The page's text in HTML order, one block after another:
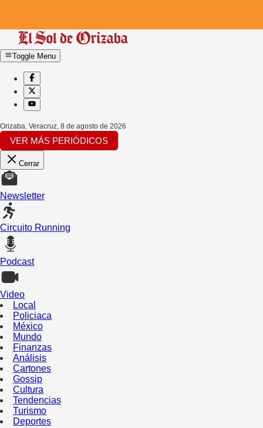
Toggle Menu
Orizaba, Veracruz, 8 de agosto de 2026
VER MÁS PERIÓDICOS
Cerrar
Newsletter
Circuito Running
Podcast
Video
Local
Policiaca
México
Mundo
Finanzas
Análisis
Cartones
Gossip
Cultura
Tendencias
Turismo
Deportes